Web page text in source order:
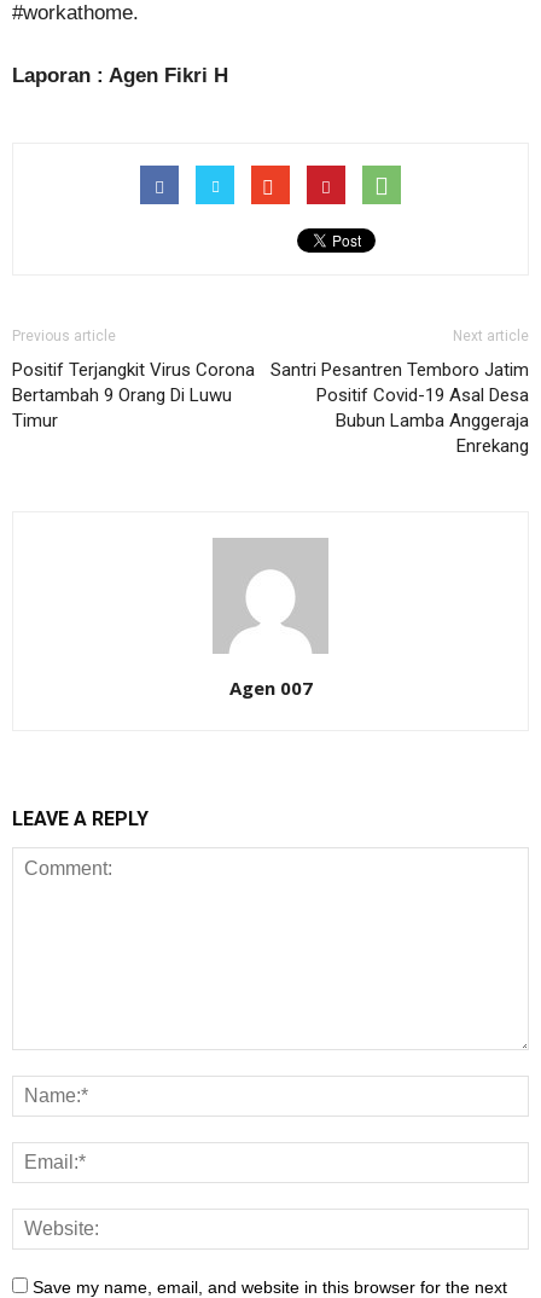
#workathome.
Laporan : Agen Fikri H
Previous article
Positif Terjangkit Virus Corona
Bertambah 9 Orang Di Luwu
Timur
Next article
Santri Pesantren Temboro Jatim
Positif Covid-19 Asal Desa
Bubun Lamba Anggeraja
Enrekang
Agen 007
LEAVE A REPLY
Save my name, email, and website in this browser for the next